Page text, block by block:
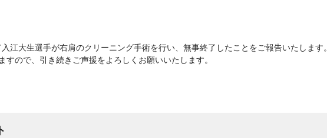
江大生選手が右肩のクリーニング手術を行い、無事終了したことをご報告いたします。
ので、引き続きご声援をよろしくお願いいたします。